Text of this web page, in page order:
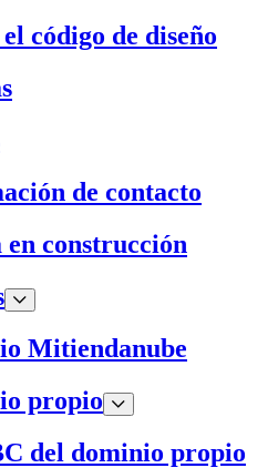
código de diseño
de contacto
en construcción
Mitiendanube
propio
del dominio propio